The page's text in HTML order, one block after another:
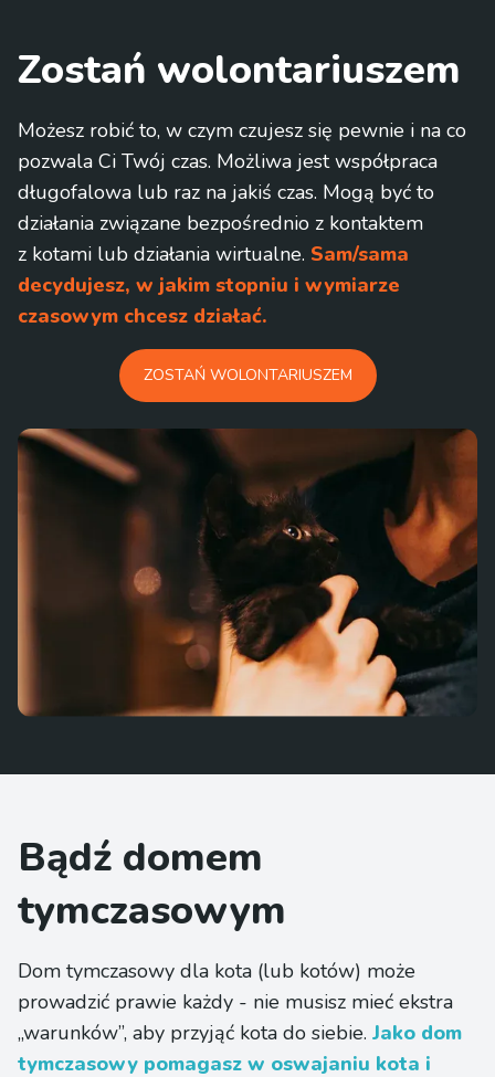
Zostań wolontariuszem
Możesz robić to, w czym czujesz się pewnie i na co
pozwala Ci Twój czas. Możliwa jest współpraca
długofalowa lub raz na jakiś czas. Mogą być to
działania związane bezpośrednio z kontaktem
z kotami lub działania wirtualne. Sam/sama
decydujesz, w jakim stopniu i wymiarze
czasowym chcesz działać.
ZOSTAŃ WOLONTARIUSZEM
Bądź domem
tymczasowym
Dom tymczasowy dla kota (lub kotów) może
prowadzić prawie każdy - nie musisz mieć ekstra
„warunków”, aby przyjąć kota do siebie. Jako dom
tymczasowy pomagasz w oswajaniu kota i